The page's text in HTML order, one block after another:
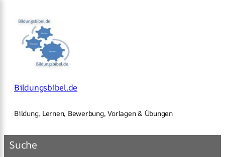
Inhalt
springen
Bildungsbibel.de
Bildung, Lernen, Bewerbung, Vorlagen & Übungen
Suche